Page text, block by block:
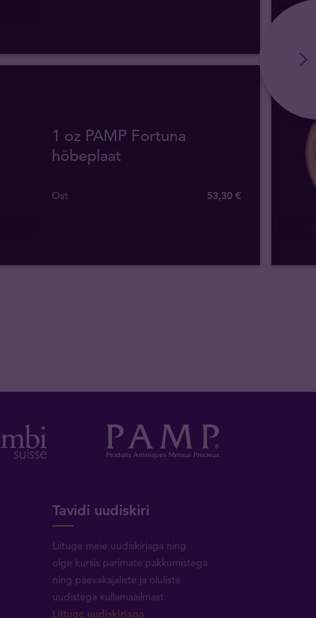
1 oz PAMP Fortuna
hõbeplaat
Ost 53,30 €
Tavidi uudiskiri
Liituge meie uudiskirjaga ning
olge kursis parimate pakkumistega
ning päevakajaliste ja oluliste
uudistega kullamaailmast.
Liituge uudiskirjaga